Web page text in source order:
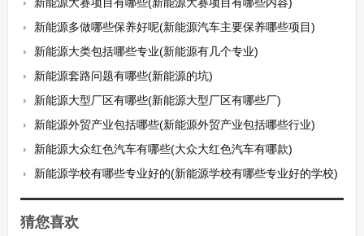
新能源多做哪些保养好呢(新能源汽车主要保养哪些项目)
新能源大类包括哪些专业(新能源有几个专业)
新能源套路问题有哪些(新能源的坑)
新能源大型厂区有哪些(新能源大型厂区有哪些厂)
新能源外贸产业包括哪些(新能源外贸产业包括哪些行业)
新能源大众红色汽车有哪些(大众大红色汽车有哪款)
新能源学校有哪些专业好的(新能源学校有哪些专业好的学校)
猜您喜欢